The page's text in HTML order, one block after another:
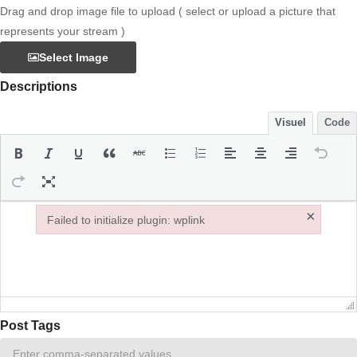
Drag and drop image file to upload ( select or upload a picture that
represents your stream )
Select Image
Descriptions
Visuel Code
Post Tags
Failed to initialize plugin: wplink ×
Failed to initialize plugin: wplink